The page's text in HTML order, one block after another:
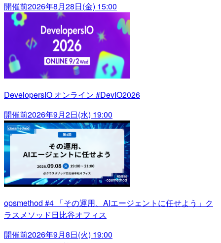
開催前2026年8月28日(金) 15:00
DevelopersIO オンライン #DevIO2026
開催前2026年9月2日(水) 19:00
opsmethod #4 「その運用、AIエージェントに任せよう」ク
ラスメソッド日比谷オフィス
開催前2026年9月8日(火) 19:00